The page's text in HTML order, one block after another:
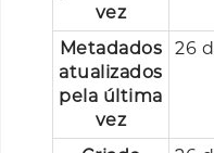
vez
Metadados
atualizados
pela última
vez
26